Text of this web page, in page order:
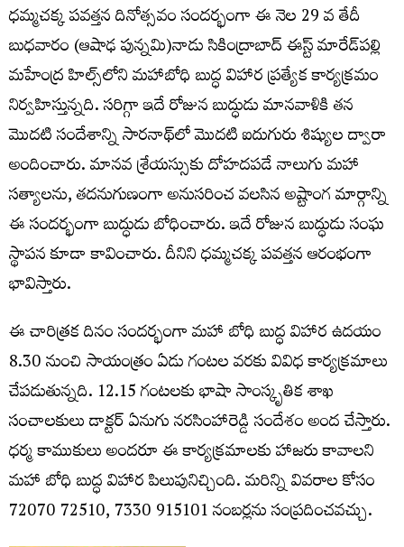
ధమ్మచక్క పవత్తన దినోత్సవం సందర్భంగా ఈ నెల 29 వ తేదీ
బుధవారం (ఆషాఢ పున్నమి)నాడు సికింద్రాబాద్ ఈస్ట్ మారేడ్‌పల్లి
మహేంద్ర హిల్స్‌లోని మహాబోధి బుద్ధ విహార ప్రత్యేక కార్యక్రమం
నిర్వహిస్తున్నది. సరిగ్గా ఇదే రోజున బుద్ధుడు మానవాళికి తన
మొదటి సందేశాన్ని సారనాథ్‌లో మొదటి ఐదుగురు శిష్యుల ద్వారా
అందించారు. మానవ శ్రేయస్సుకు దోహదపడే నాలుగు మహా
సత్యాలను, తదనుగుణంగా అనుసరించ వలసిన అష్టాంగ మార్గాన్ని
ఈ సందర్భంగా బుద్ధుడు బోధించారు. ఇదే రోజున బుద్ధుడు సంఘ
స్థాపన కూడా కావించారు. దీనిని ధమ్మచక్క పవత్తన ఆరంభంగా
భావిస్తారు.
ఈ చారిత్రక దినం సందర్భంగా మహా బోధి బుద్ధ విహార ఉదయం
8.30 నుంచి సాయంత్రం ఏడు గంటల వరకు వివిధ కార్యక్రమాలు
చేపడుతున్నది. 12.15 గంటలకు భాషా సాంస్కృతిక శాఖ
సంచాలకులు డాక్టర్ ఏనుగు నరసింహారెడ్డి సందేశం అంద చేస్తారు.
ధర్మ కాముకులు అందరూ ఈ కార్యక్రమాలకు హాజరు కావాలని
మహా బోధి బుద్ధ విహార పిలుపునిచ్చింది. ‪‪‪‪మరిన్ని వివరాల కోసం
72070 72510‬‬‬‬, ‪‪‪7330 915101 నంబర్లను సంప్రదించవచ్చు.